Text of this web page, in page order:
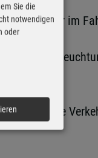
oder im
um andere
Sie die
notwendigen
oder